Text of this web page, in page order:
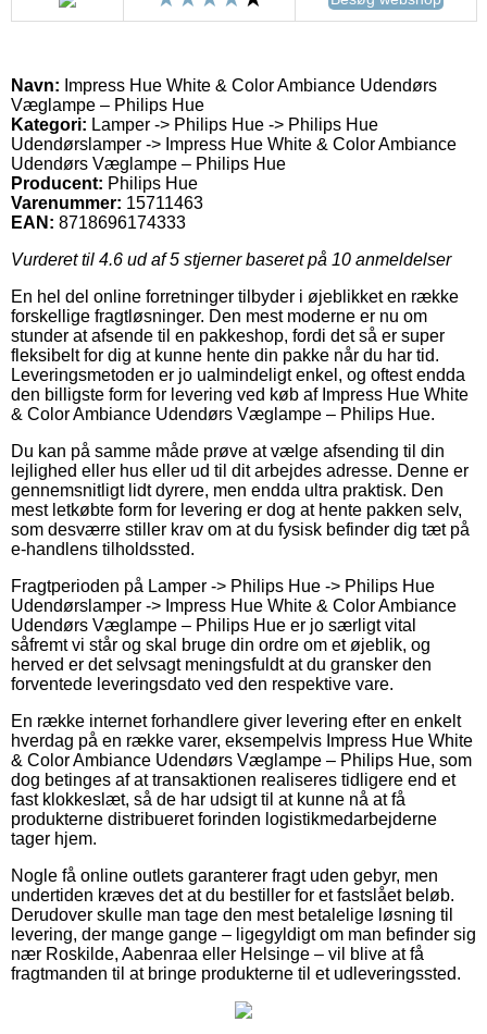
Navn: Impress Hue White & Color Ambiance Udendørs
Væglampe – Philips Hue
Kategori: Lamper -> Philips Hue -> Philips Hue
Udendørslamper -> Impress Hue White & Color Ambiance
Udendørs Væglampe – Philips Hue
Producent: Philips Hue
Varenummer: 15711463
EAN: 8718696174333
Vurderet til 4.6 ud af 5 stjerner baseret på 10 anmeldelser
En hel del online forretninger tilbyder i øjeblikket en række
forskellige fragtløsninger. Den mest moderne er nu om
stunder at afsende til en pakkeshop, fordi det så er super
fleksibelt for dig at kunne hente din pakke når du har tid.
Leveringsmetoden er jo ualmindeligt enkel, og oftest endda
den billigste form for levering ved køb af Impress Hue White
& Color Ambiance Udendørs Væglampe – Philips Hue.
Du kan på samme måde prøve at vælge afsending til din
lejlighed eller hus eller ud til dit arbejdes adresse. Denne er
gennemsnitligt lidt dyrere, men endda ultra praktisk. Den
mest letkøbte form for levering er dog at hente pakken selv,
som desværre stiller krav om at du fysisk befinder dig tæt på
e-handlens tilholdssted.
Fragtperioden på Lamper -> Philips Hue -> Philips Hue
Udendørslamper -> Impress Hue White & Color Ambiance
Udendørs Væglampe – Philips Hue er jo særligt vital
såfremt vi står og skal bruge din ordre om et øjeblik, og
herved er det selvsagt meningsfuldt at du gransker den
forventede leveringsdato ved den respektive vare.
En række internet forhandlere giver levering efter en enkelt
hverdag på en række varer, eksempelvis Impress Hue White
& Color Ambiance Udendørs Væglampe – Philips Hue, som
dog betinges af at transaktionen realiseres tidligere end et
fast klokkeslæt, så de har udsigt til at kunne nå at få
produkterne distribueret forinden logistikmedarbejderne
tager hjem.
Nogle få online outlets garanterer fragt uden gebyr, men
undertiden kræves det at du bestiller for et fastslået beløb.
Derudover skulle man tage den mest betalelige løsning til
levering, der mange gange – ligegyldigt om man befinder sig
nær Roskilde, Aabenraa eller Helsinge – vil blive at få
fragtmanden til at bringe produkterne til et udleveringssted.